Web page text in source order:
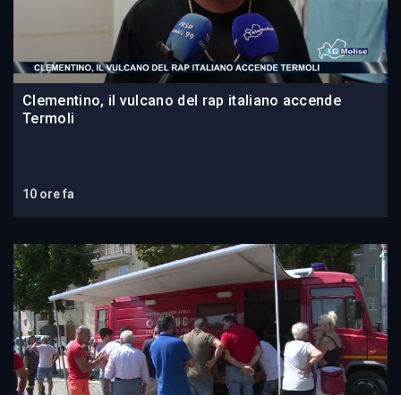
Clementino, il vulcano del rap italiano accende
Termoli
10 ore fa